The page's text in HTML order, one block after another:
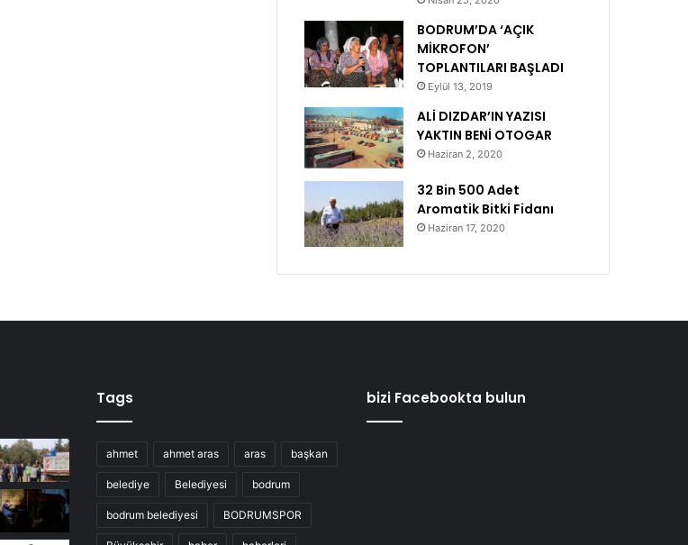
BODRUM’DA ‘AÇIK
MİKROFON’
TOPLANTILARI BAŞLADI
Eylül 13, 2019
ALİ DIZDAR’IN YAZISI
YAKTIN BENİ OTOGAR
Haziran 2, 2020
32 Bin 500 Adet
Aromatik Bitki Fidanı
Haziran 17, 2020
Tags
ahmet ahmet aras aras başkan
belediye Belediyesi bodrum
bodrum belediyesi BODRUMSPOR
bizi Facebookta bulun